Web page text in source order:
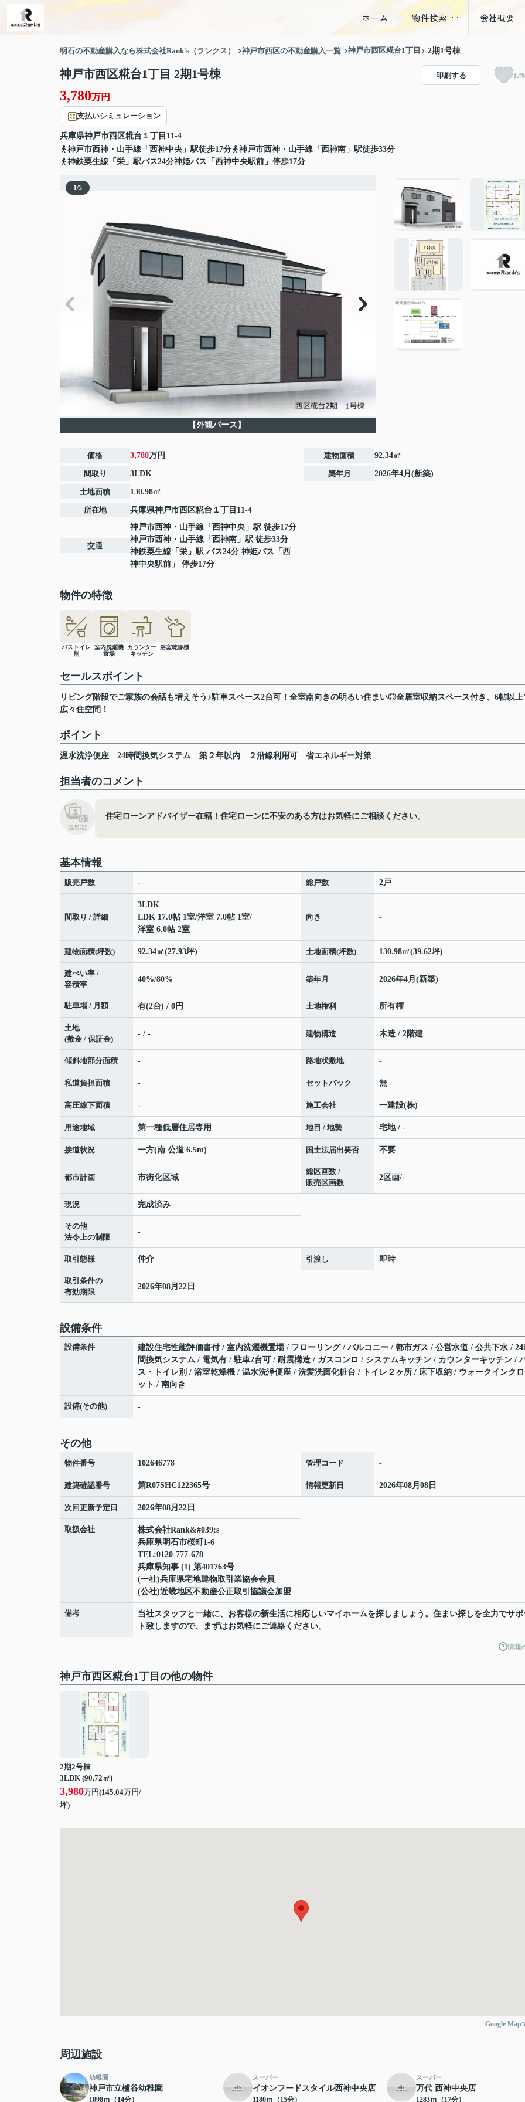
ホーム 物件検索
マンション
土地
会社概要
明石の不動産購入なら株式会社Rank's（ランクス） 神戸市西区の不動産購入一覧 神戸市西区糀台1丁目 2期1号棟
神戸市西区糀台1丁目 2期1号棟
3,780万円
支払いシミュレーション
兵庫県神戸市西区糀台 １丁目11-4
神戸市西神・山手線「西神中央」駅徒歩17分
神戸市西神・山手線「西神南」駅徒歩33分
神鉄粟生線「栄」駅バス24分神姫バス「西神中央駅前」停歩17分
印刷する お
1/5
【外観パース】
価格 3,780万円
間取り 3LDK
土地面積 130.98㎡
所在地 兵庫県神戸市西区糀台 １丁目11-4
交通
神戸市西神・山手線 「 西神中央 」駅 徒歩17分
神戸市西神・山手線 「 西神南 」駅 徒歩33分
神鉄粟生線 「 栄 」駅 バス24分 神姫バス「西
神中央駅前」 停歩17分
建物面積 92.34㎡
築年月 2026年4月(新築)
物件の特徴
バストイレ
別
室内洗濯機
置場
カウンター
キッチン
浴室乾燥機
セールスポイント
リビング階段でご家族の会話も増えそう♪駐車スペース2台可！全室南向きの明るい住まい◎全居室収納スペース付き、6帖以上
広々住空間！
ポイント
温水洗浄便座 24時間換気システム 築２年以内 ２沿線利用可 省エネルギー対策
担当者のコメント
住宅ローンアドバイザー在籍！住宅ローンに不安のある方はお気軽にご相談ください。
基本情報
販売戸数 - 総戸数 2戸
間取り / 詳細
3LDK
LDK 17.0帖 1室/洋室 7.0帖 1室/
洋室 6.0帖 2室
向き -
建物面積(坪数) 92.34㎡(27.93坪) 土地面積(坪数) 130.98㎡(39.62坪)
建ぺい率 /
容積率
40%/80% 築年月 2026年4月(新築)
駐車場 / 月額 有(2台) / 0円 土地権利 所有権
土地
(敷金 / 保証金)
- / - 建物構造 木造 / 2階建
傾斜地部分面積 - 路地状敷地 -
私道負担面積 - セットバック 無
高圧線下面積 - 施工会社 一建設(株)
用途地域 第一種低層住居専用 地目 / 地勢 宅地 / -
接道状況 一方(南 公道 6.5m) 国土法届出要否 不要
都市計画 市街化区域
総区画数 /
販売区画数
2区画/-
現況 完成済み
その他
法令上の制限
-
取引態様 仲介 引渡し 即時
取引条件の
有効期限
2026年08月22日
設備条件
設備条件
建設住宅性能評価書付 / 室内洗濯機置場 / フローリング / バルコニー / 都市ガス / 公営水道 / 公共下水 / 24
間換気システム / 電気有 / 駐車2台可 / 耐震構造 / ガスコンロ / システムキッチン / カウンターキッチン /
ス・トイレ別 / 浴室乾燥機 / 温水洗浄便座 / 洗髪洗面化粧台 / トイレ２ヶ所 / 床下収納 / ウォークインク
ット / 南向き
設備(その他) -
その他
物件番号 102646778 管理コード -
建築確認番号 第R07SHC122365号 情報更新日 2026年08月08日
次回更新予定日 2026年08月22日
取扱会社
株式会社Rank&#039;s
兵庫県明石市桜町1-6
TEL:0120-777-678
兵庫県知事 (1) 第401763号
(一社)兵庫県宅地建物取引業協会会員
(公社)近畿地区不動産公正取引協議会加盟
備考
当社スタッフと一緒に、お客様の新生活に相応しいマイホームを探しましょう。住まい探しを全力でサポ
ト致しますので、まずはお気軽にご連絡ください。
情報
神戸市西区糀台1丁目の他の物件
2期2号棟
3LDK (90.72㎡)
3,980万円(145.04万円/
坪)
Google Map
周辺施設
幼稚園
神戸市立櫨谷幼稚園
1098ｍ（14分）
スーパー
イオンフードスタイル西神中央店
1180ｍ（15分）
スーパー
万代 西神中央店
1283ｍ（17分）